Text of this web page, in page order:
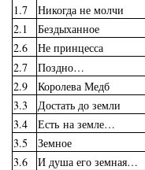
1.7
Никогда не молчи
2.1
Бездыханное
2.6
Не принцесса
2.7
Поздно…
2.9
Королева Медб
3.3
Достать до земли
3.4
Есть на земле…
3.5
Земное
3.6
И душа его земная…